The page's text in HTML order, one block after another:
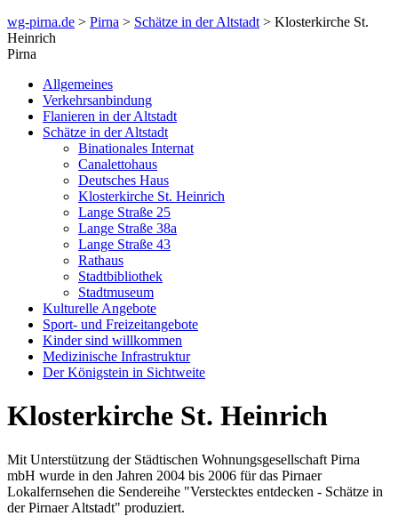
wg-pirna.de > Pirna > Schätze in der Altstadt > Klosterkirche St.
Heinrich
Pirna
Allgemeines
Verkehrsanbindung
Flanieren in der Altstadt
Schätze in der Altstadt
Binationales Internat
Canalettohaus
Deutsches Haus
Klosterkirche St. Heinrich
Lange Straße 25
Lange Straße 38a
Lange Straße 43
Rathaus
Stadtbibliothek
Stadtmuseum
Kulturelle Angebote
Sport- und Freizeitangebote
Kinder sind willkommen
Medizinische Infrastruktur
Der Königstein in Sichtweite
Klosterkirche St. Heinrich
Mit Unterstützung der Städtischen Wohnungsgesellschaft Pirna
mbH wurde in den Jahren 2004 bis 2006 für das Pirnaer
Lokalfernsehen die Sendereihe "Verstecktes entdecken - Schätze in
der Pirnaer Altstadt" produziert.